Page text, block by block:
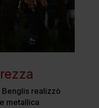
Benglis realizzò
metallica